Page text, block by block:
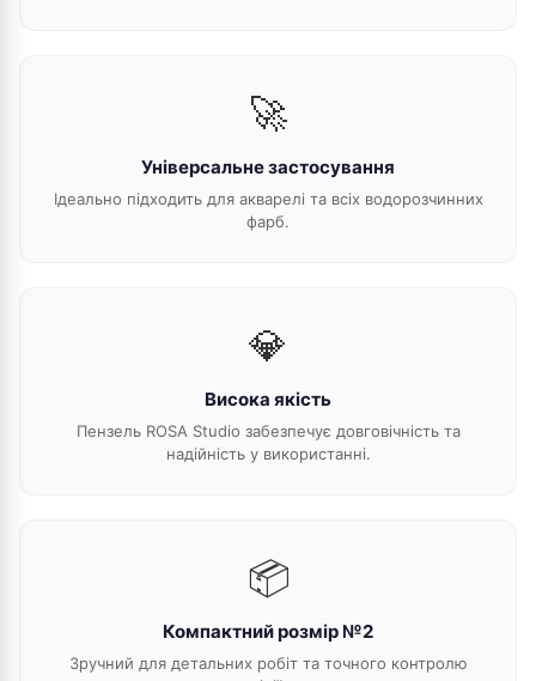
🚀
Універсальне застосування
Ідеально підходить для акварелі та всіх водорозчинних
фарб.
💎
Висока якість
Пензель ROSA Studio забезпечує довговічність та
надійність у використанні.
📦
Компактний розмір №2
Зручний для детальних робіт та точного контролю